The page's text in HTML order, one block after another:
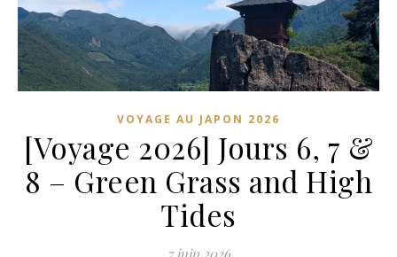
VOYAGE AU JAPON 2026
[Voyage 2026] Jours 6, 7 &
8 – Green Grass and High
Tides
7 juin 2026